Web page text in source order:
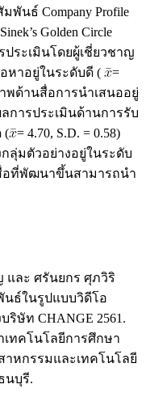
พันธ์ Company Profile
Golden Circle
ประเมินโดยผู้เชี่ยวชาญ
หาอยู่ในระดับดี (
=
พด้านสื่อการนำเสนออยู่
ลการประเมินด้านการรับ
( = 4.70, S.D. = 0.58)
ลุ่มตัวอย่างอยู่ในระดับ
สื่อที่พัฒนาขึ้นสามารถนำ
และ ศรันยกร ศุภวิริ
นธ์ในรูปแบบวิดีโอ
ริษัท CHANGE 2561.
ทคโนโลยีการศึกษา
หกรรมและเทคโนโลยี
นบุรี.